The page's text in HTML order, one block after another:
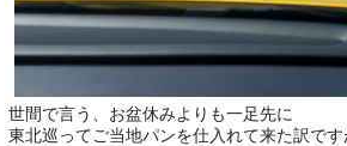
世間で言う、お盆休みよりも一足先に
東北巡ってご当地パンを仕入れて来た訳です